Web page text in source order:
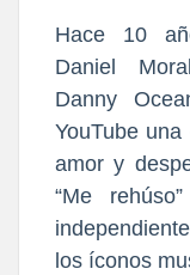
Hace 10
Daniel
Danny
YouTube
amor y
“Me
los íconos